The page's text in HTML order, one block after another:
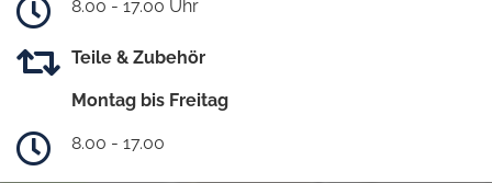
8.00 - 17.00 Uhr
Teile & Zubehör
Montag bis Freitag
8.00 - 17.00